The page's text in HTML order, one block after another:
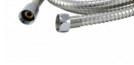
Ciclismo